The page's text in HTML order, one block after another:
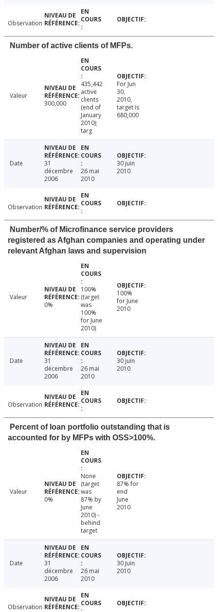
Observation
Number of active clients of MFPs.
Valeur
300,000
435,442
active
clients
(end of
January
2010);
targ
For Jun
30,
2010,
target is
680,000
Date
31
décembre
2006
26 mai
2010
30 juin
2010
Observation
Number/% of Microfinance service providers
registered as Afghan companies and operating under
relevant Afghan laws and supervision
Valeur
0%
100%
(target
was
100%
for June
2010)
100%
for June
2010
Date
31
décembre
2006
26 mai
2010
30 juin
2010
Observation
Percent of loan portfolio outstanding that is
accounted for by MFPs with OSS>100%.
Valeur
0%
None
(target
was
87% by
June
2010) -
behind
target
87% for
end
June
2010
Date
31
décembre
2006
26 mai
2010
30 juin
2010
Observation